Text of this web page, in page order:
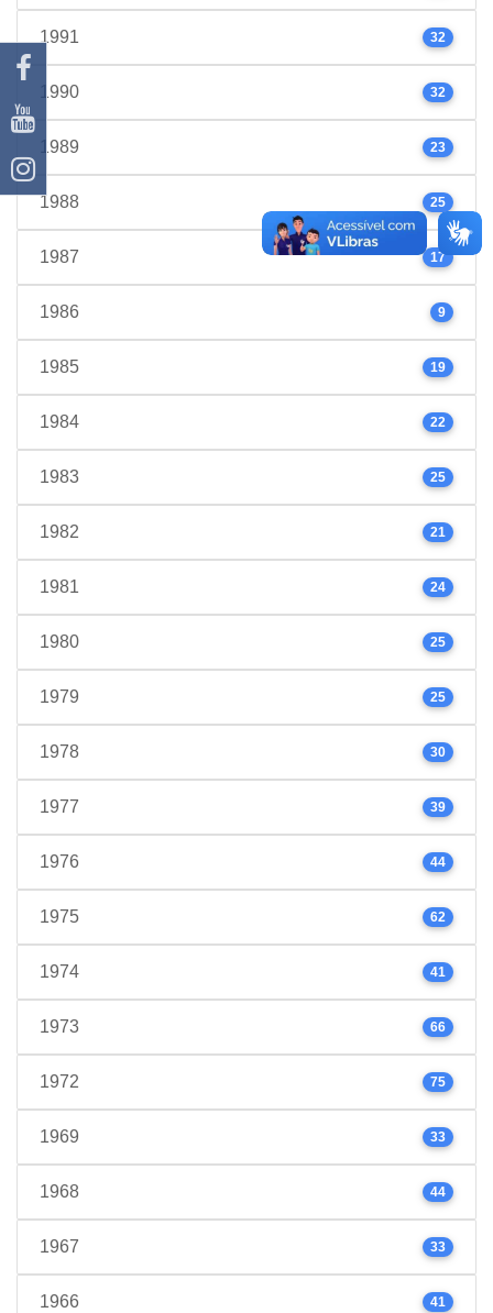
1991 32
1990 32
1989 23
1988 25
1987 17
1986 9
1985 19
1984 22
1983 25
1982 21
1981 24
1980 25
1979 25
1978 30
1977 39
1976 44
1975 62
1974 41
1973 66
1972 75
1969 33
1968 44
1967 33
1966 41